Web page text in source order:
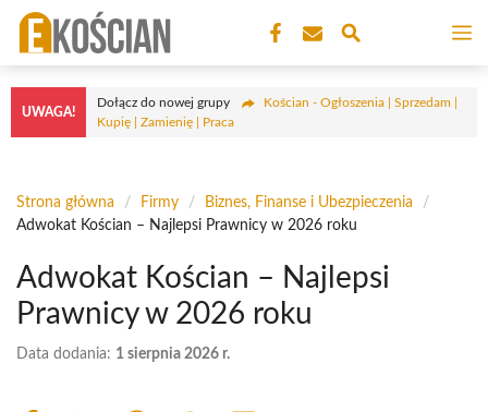
Przejdź
treści
UWAGA!
Dołącz do nowej grupy
Kościan - Ogłoszenia | Sprzedam |
Kupię | Zamienię | Praca
Strona główna / Firmy / Biznes, Finanse i Ubezpieczenia
/
Adwokat Kościan – Najlepsi Prawnicy w 2026 roku
Adwokat Kościan – Najlepsi
Prawnicy w 2026 roku
Data dodania: 1 sierpnia 2026 r.